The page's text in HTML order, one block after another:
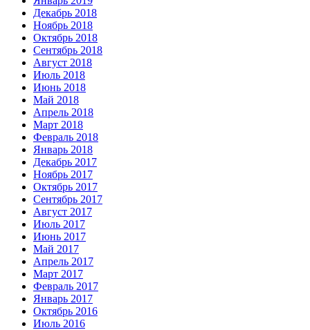
Декабрь 2018
Ноябрь 2018
Октябрь 2018
Сентябрь 2018
Август 2018
Июль 2018
Июнь 2018
Май 2018
Апрель 2018
Март 2018
Февраль 2018
Январь 2018
Декабрь 2017
Ноябрь 2017
Октябрь 2017
Сентябрь 2017
Август 2017
Июль 2017
Июнь 2017
Май 2017
Апрель 2017
Март 2017
Февраль 2017
Январь 2017
Октябрь 2016
Июль 2016